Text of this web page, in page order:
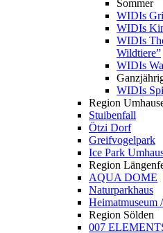
Sommer
WIDIs
WIDIs
WIDIs
Wildtiere”
WIDIs
WIDIs
Region
Stuibenfall
Ötzi Dorf
Greifvogelpark
Ice Park
Region
AQUA DOME
Naturparkhaus
Heimatmuseum
Region Sölden
007